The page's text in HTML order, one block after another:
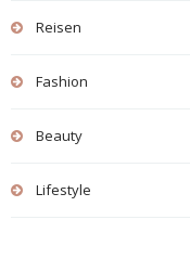
Reisen
Fashion
Beauty
Lifestyle